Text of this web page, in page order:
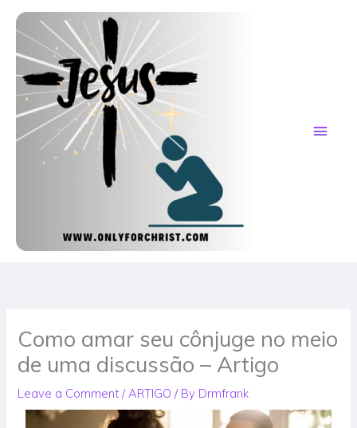
content
Como amar seu cônjuge no meio
de uma discussão – Artigo
Leave a Comment /ARTIGO / By Drmfrank